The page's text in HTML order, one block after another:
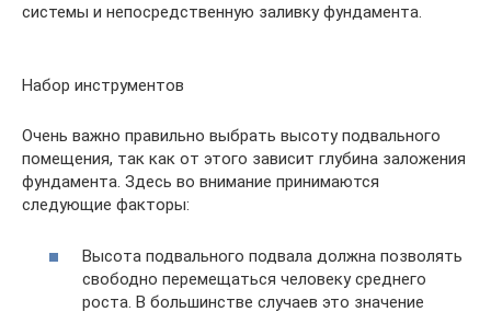
системы и непосредственную заливку фундамента.
Набор инструментов
Очень важно правильно выбрать высоту подвального
помещения, так как от этого зависит глубина заложения
фундамента. Здесь во внимание принимаются
следующие факторы:
Высота подвального подвала должна позволять
свободно перемещаться человеку среднего
роста. В большинстве случаев это значение